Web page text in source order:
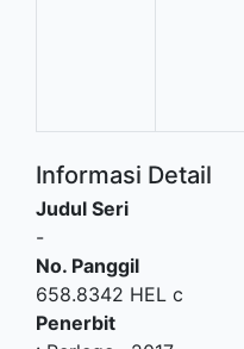
Informasi Detail
Judul Seri
-
No. Panggil
658.8342 HEL c
Penerbit